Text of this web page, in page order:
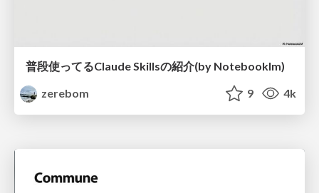
普段使ってるClaude Skillsの紹介(by Notebooklm)
zerebom
9 4k